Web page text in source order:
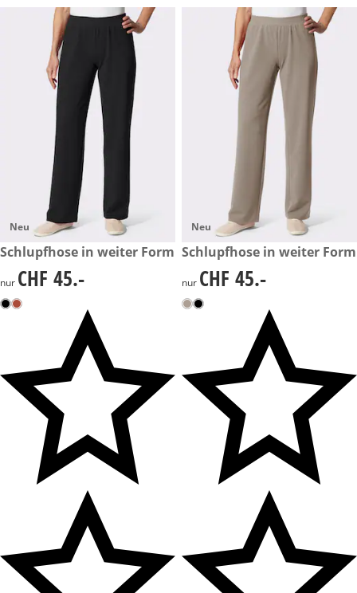
Neu
CHF 45.-
Schlupfhose in weiter Form
CHF 45.-
nur CHF 45.-
Neu
CHF 45.-
Schlupfhose in weiter Form
CHF 45.-
nur CHF 45.-